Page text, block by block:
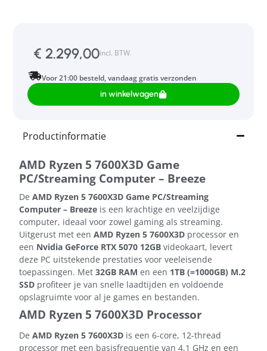
€ 2.299,00incl. BTW
Voor 21:00 besteld, vandaag gratis verzonden
in winkelwagen
Productinformatie
AMD Ryzen 5 7600X3D Game
PC/Streaming Computer – Breeze
De AMD Ryzen 5 7600X3D Game PC/Streaming
Computer – Breeze is een krachtige en veelzijdige
computer, ideaal voor zowel gaming als streaming.
Uitgerust met een AMD Ryzen 5 7600X3D processor en
een Nvidia GeForce RTX 5070 12GB videokaart, levert
deze PC uitstekende prestaties voor veeleisende
toepassingen. Met 32GB RAM en een 1TB (=1000GB) M.2
SSD profiteer je van snelle laadtijden en voldoende
opslagruimte voor al je games en bestanden.
AMD Ryzen 5 7600X3D Processor
De AMD Ryzen 5 7600X3D is een 6-core, 12-thread
processor met een basisfrequentie van 4,1 GHz en een